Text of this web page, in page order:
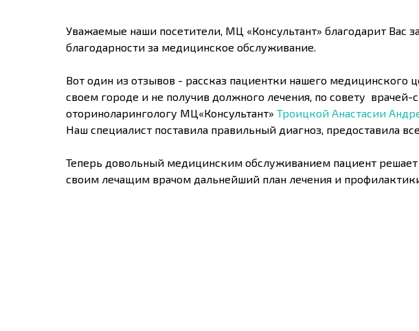
Уважаемые наши посетители, МЦ «Консультант» благодарит
благодарности за медицинское обслуживание.
Вот один из отзывов - рассказ пациентки нашего медицинского
своем городе и не получив должного лечения, по совету
оториноларингологу МЦ«Консультант» Троицкой Анастасии
Наш специалист поставила правильный диагноз, предоставила
Теперь довольный медицинским обслуживанием пациент
своим лечащим врачом дальнейший план лечения и